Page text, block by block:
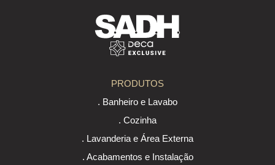
PRODUTOS
. Banheiro e Lavabo
. Cozinha
. Lavanderia e Área Externa
. Acabamentos e Instalação